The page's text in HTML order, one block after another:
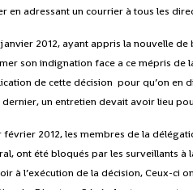
en adressant un courrier à tous les
janvier 2012, ayant appris la nouvelle
son indignation face a ce mépris de
de cette décision pour qu’on en
dernier, un entretien devait avoir lieu
février 2012, les membres de la
ont été bloqués par les surveillants
à l’exécution de la décision, Ceux-ci